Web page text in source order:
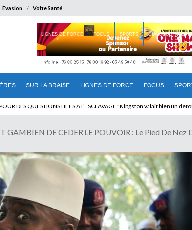
Evasion Votre Santé
SUR LA BRAISE LIGNES DE FORCE FOCUS
LIGNES DE FORCE FOCUS SPORTS DIALOGUE
DU SENAT BENINOIS : Quand Patrice quitte le pouvoir sans partir !
GAMBIEN DE CEDER LE POUVOIR : Le Pied De Nez